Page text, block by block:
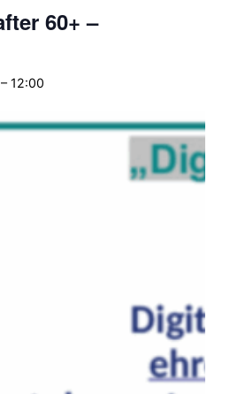
60+ –
– 12:00